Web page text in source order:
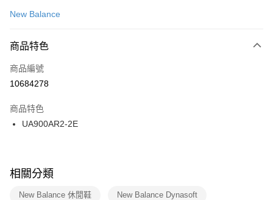
便利好安心！
３．安心：先確認商品／服務後，再付款。
【「AFTEE先享後付」結帳流程】
１．於結帳方式選擇「AFTEE先享後付」後，將跳轉至「AFTEE先享後付」
２．訂單成立數日內，您將收到繳費通知簡訊。
３．收到繳費通知簡訊後14天內，點擊此簡訊中的連結，可透過四大超商／
ATM／網路銀行／等多元方式進行付款，方視為交易完成。
※ 交易是否成功請以「AFTEE先享後付 」之結帳頁面顯示為準，若有關於
是否繳費成功／繳費後需取消欲退款等相關疑問，請聯繫「AFTEE先享後付
客戶支援中心」 https://netprotections.freshdesk.com/support/home
運送方式
每筆NT$100，滿NT$1,500(含以上)免運費
宅配
每筆NT$100，滿NT$1,500(含以上)免運費
付款後門市自取
每筆NT$100，滿NT$1,500(含以上)免運費
New Balance
商品特色
商品編號
10684278
商品特色
UA900AR2-2E
相關分類
New Balance 休閒鞋 New Balance Dynasoft